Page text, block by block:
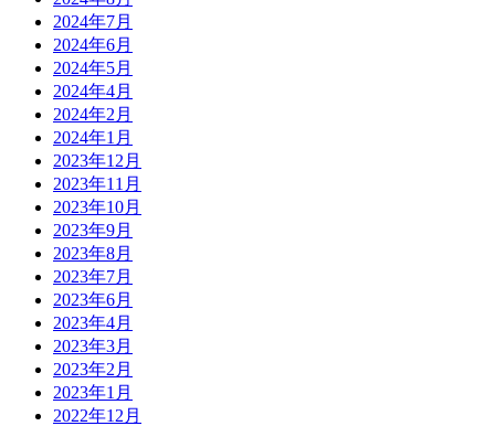
2024年7月
2024年6月
2024年5月
2024年4月
2024年2月
2024年1月
2023年12月
2023年11月
2023年10月
2023年9月
2023年8月
2023年7月
2023年6月
2023年4月
2023年3月
2023年2月
2023年1月
2022年12月